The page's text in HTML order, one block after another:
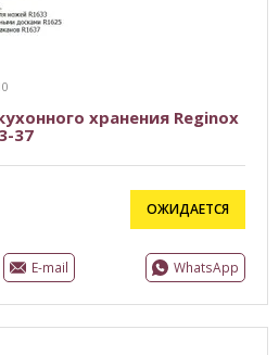
хранения Reginox
37
ОЖИДАЕТСЯ
E-mail WhatsApp